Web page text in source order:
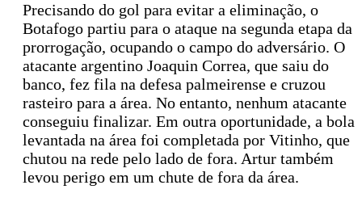
Precisando do gol para evitar a eliminação, o
Botafogo partiu para o ataque na segunda etapa da
prorrogação, ocupando o campo do adversário. O
atacante argentino Joaquin Correa, que saiu do
banco, fez fila na defesa palmeirense e cruzou
rasteiro para a área. No entanto, nenhum atacante
conseguiu finalizar. Em outra oportunidade, a bola
levantada na área foi completada por Vitinho, que
chutou na rede pelo lado de fora. Artur também
levou perigo em um chute de fora da área.